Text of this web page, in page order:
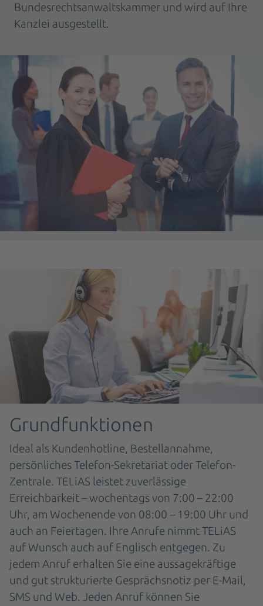
Bundesrechtsanwaltskammer und wird auf Ihre
Kanzlei ausgestellt.
Grundfunktionen
Ideal als Kundenhotline, Bestellannahme,
persönliches Telefon-Sekretariat oder Telefon-
Zentrale. TELiAS leistet zuverlässige
Erreichbarkeit – wochentags von 7:00 – 22:00
Uhr, am Wochenende von 08:00 – 19:00 Uhr und
auch an Feiertagen. Ihre Anrufe nimmt TELiAS
auf Wunsch auch auf Englisch entgegen. Zu
jedem Anruf erhalten Sie eine aussagekräftige
und gut strukturierte Gesprächsnotiz per E-Mail,
SMS und Web. Jeden Anruf können Sie